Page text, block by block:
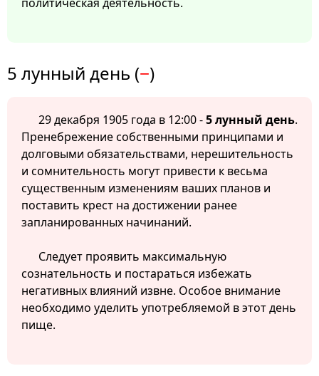
5 лунный день (−)
29 декабря 1905 года в 12:00 -5 лунный день.
Пренебрежение собственными принципами и
долговыми обязательствами, нерешительность
и сомнительность могут привести к весьма
существенным изменениям ваших планов и
поставить крест на достижении ранее
запланированных начинаний.
Следует проявить максимальную
сознательность и постараться избежать
негативных влияний извне. Особое внимание
необходимо уделить употребляемой в этот день
пище.